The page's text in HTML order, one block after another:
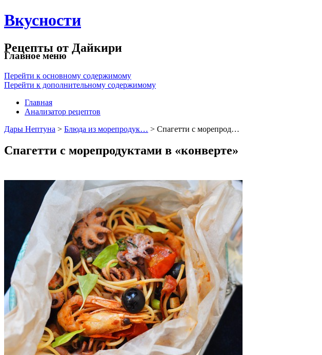
Вкусности
Рецепты от Дайкири
Главное меню
Перейти к основному содержимому
Перейти к дополнительному содержимому
Главная
Анализатор рецептов
Дары Нептуна > Блюда из морепродук… > Спагетти с морепрод…
Спагетти с морепродуктами в «конверте»